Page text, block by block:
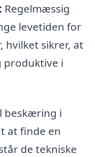
Regelmæssig
levetiden for
sikrer, at
produktive i
beskæring i
at finde en
de tekniske